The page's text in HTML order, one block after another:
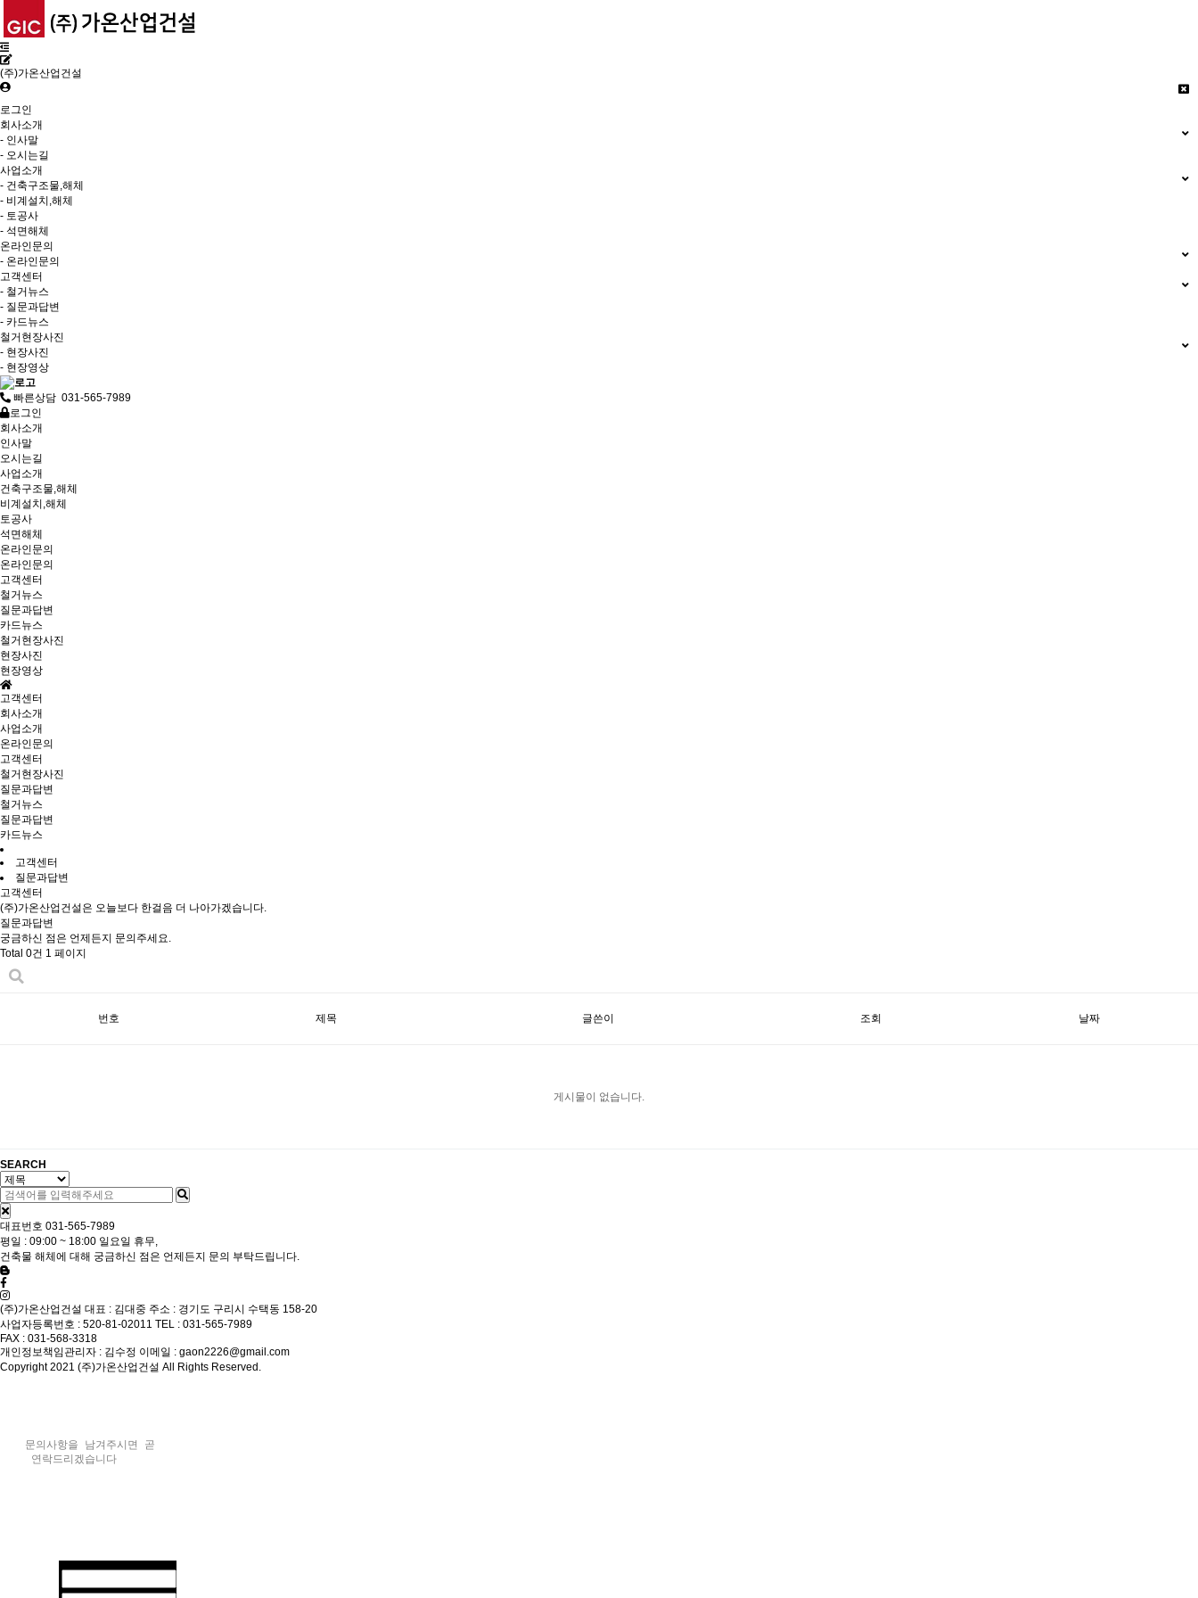
(주)가온산업건설
로그인
회사소개
- 인사말
- 오시는길
사업소개
- 건축구조물,해체
- 비계설치,해체
- 토공사
- 석면해체
온라인문의
- 온라인문의
고객센터
- 철거뉴스
- 질문과답변
- 카드뉴스
철거현장사진
- 현장사진
- 현장영상
빠른상담 031-565-7989
로그인
회사소개
인사말
오시는길
사업소개
건축구조물,해체
비계설치,해체
토공사
석면해체
온라인문의
온라인문의
고객센터
철거뉴스
질문과답변
카드뉴스
철거현장사진
현장사진
현장영상
고객센터
회사소개
사업소개
온라인문의
고객센터
철거현장사진
질문과답변
철거뉴스
질문과답변
카드뉴스
고객센터
질문과답변
고객센터
(주)가온산업건설은 오늘보다 한걸음 더 나아가겠습니다.
질문과답변
궁금하신 점은 언제든지 문의주세요.
Total 0건 1 페이지
번호 제목 글쓴이 조회 날짜
게시물이 없습니다.
SEARCH
대표번호 031-565-7989
평일 : 09:00 ~ 18:00 일요일 휴무,
건축물 해체에 대해 궁금하신 점은 언제든지 문의 부탁드립니다.
(주)가온산업건설 대표 : 김대중 주소 : 경기도 구리시 수택동 158-20
사업자등록번호 : 520-81-02011 TEL : 031-565-7989
FAX : 031-568-3318
개인정보책임관리자 : 김수정 이메일 : gaon2226@gmail.com
Copyright 2021 (주)가온산업건설 All Rights Reserved.